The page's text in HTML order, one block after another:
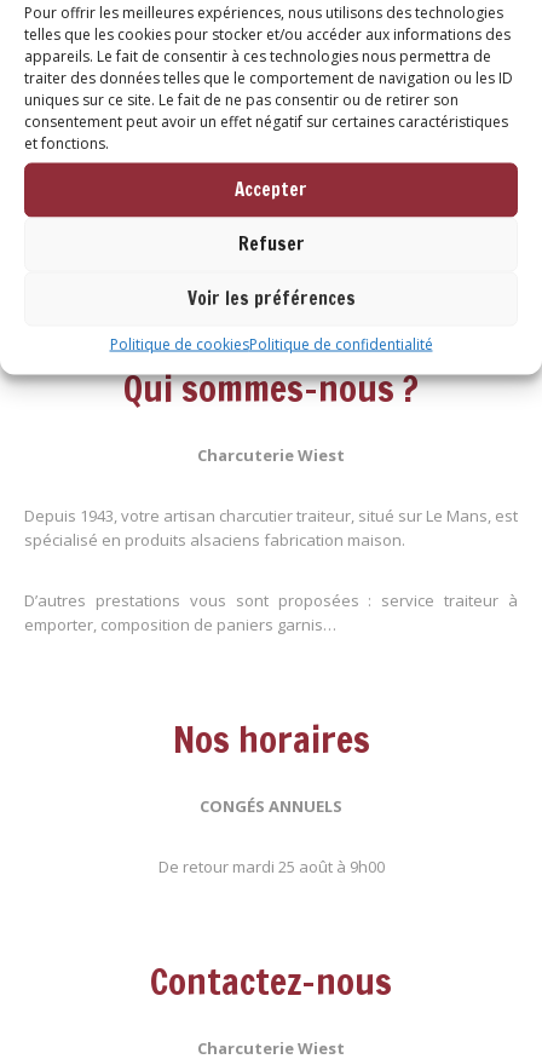
Pour offrir les meilleures expériences, nous utilisons des technologies
telles que les cookies pour stocker et/ou accéder aux informations des
appareils. Le fait de consentir à ces technologies nous permettra de
traiter des données telles que le comportement de navigation ou les ID
uniques sur ce site. Le fait de ne pas consentir ou de retirer son
consentement peut avoir un effet négatif sur certaines caractéristiques
et fonctions.
Accepter
Refuser
Voir les préférences
Politique de cookiesPolitique de confidentialité
LIRE LA SUITE
← 1 2
Qui sommes-nous ?
Charcuterie Wiest
Depuis 1943, votre artisan charcutier traiteur, situé sur Le Mans, est
spécialisé en produits alsaciens fabrication maison.
D’autres prestations vous sont proposées : service traiteur à
emporter, composition de paniers garnis…
Nos horaires
CONGÉS ANNUELS
De retour mardi 25 août à 9h00
Contactez-nous
Charcuterie Wiest